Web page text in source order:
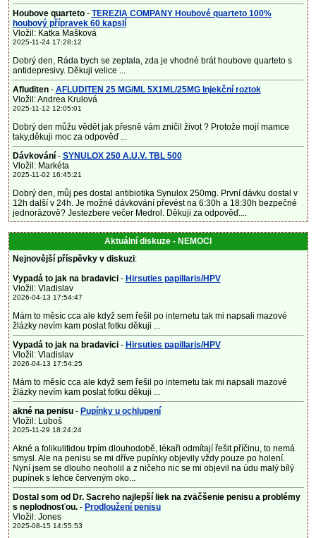
Houbove quarteto- TEREZIA COMPANY Houbové quarteto 100%
houbový přípravek 60 kapslí
Vložil: Katka Mašková
2025-11-24 17:28:12
Dobrý den, Ráda bych se zeptala, zda je vhodné brát houbove quarteto s
antidepresivy. Děkuji velice ...
Afluditen- AFLUDITEN 25 MG/ML 5X1ML/25MG Injekční roztok
Vložil: Andrea Krulová
2025-11-12 12:05:01
Dobrý den můžu vědět jak přesně vám zničil život ? Protože mojí mamce
taky,děkuji moc za odpověď ...
Dávkování - SYNULOX 250 A.U.V. TBL 500
Vložil: Markéta
2025-11-02 16:45:21
Dobrý den, můj pes dostal antibiotika Synulox 250mg. První dávku dostal v
12h další v 24h. Je možné dávkování převést na 6:30h a 18:30h bezpečné
jednorázově? Jestezbere večer Medrol. Děkuji za odpověď....
Aktuální diskuze - NEMOCI
Nejnovější příspěvky v diskuzi:
Vypadá to jak na bradavici - Hirsuties papillaris/HPV
Vložil: Vladislav
2026-04-13 17:54:47
Mám to měsíc cca ale když sem řešil po internetu tak mi napsali mazové
žlázky nevím kam poslat fotku děkuji ...
Vypadá to jak na bradavici - Hirsuties papillaris/HPV
Vložil: Vladislav
2026-04-13 17:54:25
Mám to měsíc cca ale když sem řešil po internetu tak mi napsali mazové
žlázky nevím kam poslat fotku děkuji ...
akné na penisu- Pupínky u ochlupení
Vložil: Luboš
2025-11-29 18:24:24
Akné a folikulitidou trpím dlouhodobě, lékaři odmítají řešit příčinu, to nemá
smysl. Ale na penisu se mi dříve pupínky objevily vždy pouze po holení.
Nyní jsem se dlouho neoholil a z ničeho nic se mi objevil na údu malý bílý
pupínek s lehce červeným oko...
Dostal som od Dr. Sacreho najlepší liek na zväčšenie penisu a problémy
s neplodnosťou.- Prodloužení penisu
Vložil: Jones
2025-08-15 14:55:53